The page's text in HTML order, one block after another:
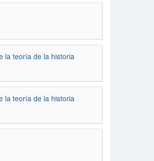
la teoría de la historia
la teorí­a de la historia